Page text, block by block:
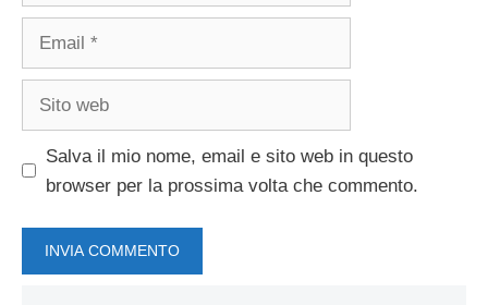
Salva il mio nome, email e sito web in questo
browser per la prossima volta che commento.